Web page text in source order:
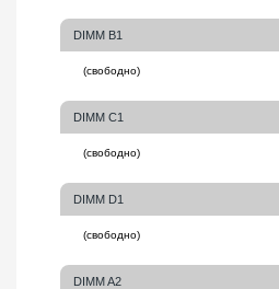
DIMM B1
DIMM C1
DIMM D1
DIMM A2